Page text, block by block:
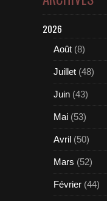
2026
Août (8)
Juillet (48)
Juin (43)
Mai (53)
Avril (50)
Mars (52)
Février (44)